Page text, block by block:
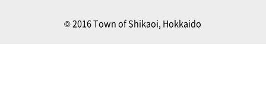
© 2016 Town of Shikaoi, Hokkaido